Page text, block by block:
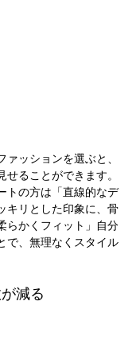
ァッションを選ぶと、
せることができます。
トの方は「直線的なデ
キリとした印象に、骨
らかくフィット」自分
で、無理なくスタイル
減る